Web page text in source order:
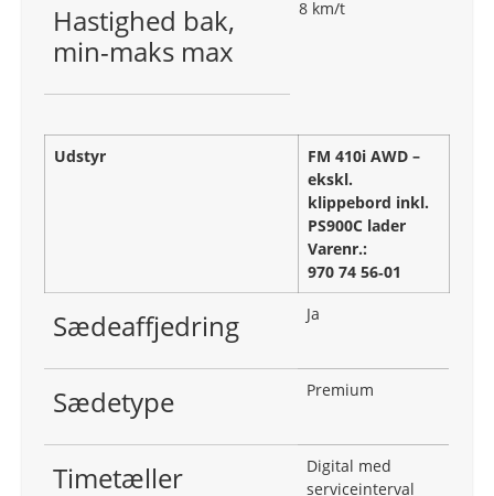
Hastighed bak,
min-maks max
8 km/t
Udstyr
FM 410i AWD –
ekskl.
klippebord inkl.
PS900C lader
Varenr.:
970 74 56‑01
Sædeaffjedring Ja
Sædetype Premium
Timetæller
Digital med
serviceinterval